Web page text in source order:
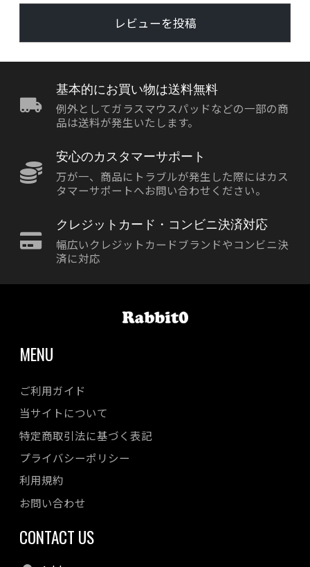
レビューを投稿
基本的にお買い物は送料無料
例外としてガラスマウスパッドなどの一部の商
品は送料が発生いたします。
安心のカスタマーサポート
万が一、商品にトラブルが発生した際にはカス
タマーサポートへお問い合わせください。
クレジットカード・コンビニ決済対応
幅広いクレジットカードブランドやコンビニ決
済に対応
MENU
ご利用ガイド
当サイトについて
特定商取引法に基づく表記
プライバシーポリシー
利用規約
お問い合わせ
CONTACT US